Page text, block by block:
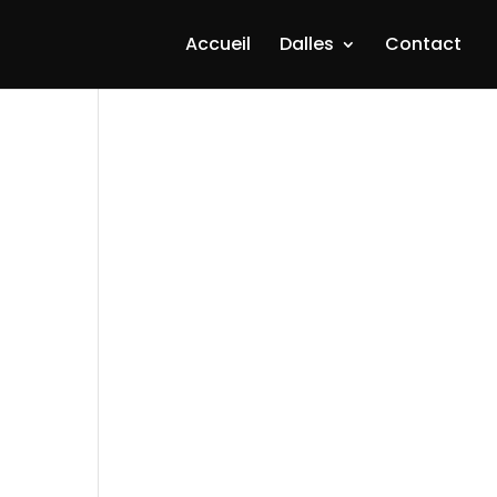
Accueil Dalles Contact